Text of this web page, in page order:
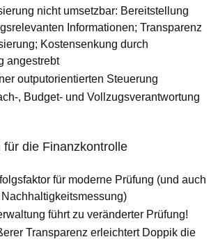
nicht umsetzbar: Bereitstellung
Informationen; Transparenz
Kostensenkung durch
angestrebt
outputorientierten Steuerung
, Budget- und Vollzugsverantwortung
für die Finanzkontrolle
für moderne Prüfung (und auch
führt zu veränderter Prüfung!
Transparenz erleichtert Doppik die